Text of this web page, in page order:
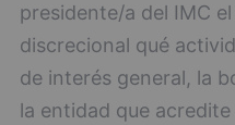
presidente/a del IMC
discrecional qué
de interés general, la
la entidad que